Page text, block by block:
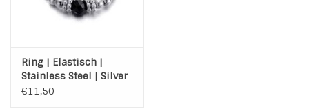
Ring | Elastisch |
Stainless Steel | Silver
| Agaat
€11,50